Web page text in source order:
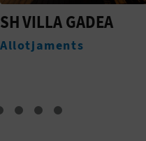
NOMAD HOTEL & SPA
ALTEA